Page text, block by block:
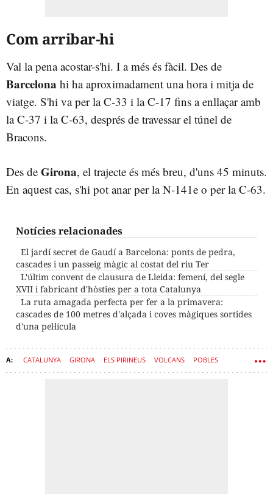
Com arribar-hi
Val la pena acostar-s'hi. I a més és fàcil. Des de
Barcelona hi ha aproximadament una hora i mitja de
viatge. S'hi va per la C-33 i la C-17 fins a enllaçar amb
la C-37 i la C-63, després de travessar el túnel de
Bracons.
Des de Girona, el trajecte és més breu, d'uns 45 minuts.
En aquest cas, s'hi pot anar per la N-141e o per la C-63.
Notícies relacionades
El jardí secret de Gaudí a Barcelona: ponts de pedra,
cascades i un passeig màgic al costat del riu Ter
L'últim convent de clausura de Lleida: femení, del segle
XVII i fabricant d'hòsties per a tota Catalunya
La ruta amagada perfecta per fer a la primavera:
cascades de 100 metres d'alçada i coves màgiques sortides
d'una pel·lícula
CATALUNYA GIRONA ELS PIRINEUS VOLCANS POBLES